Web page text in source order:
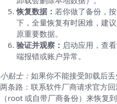
恢复数据： 若你做了备份，
下，全量恢复有时困难，建
原重要数据。
验证并观察： 启动应用，查
端报错或账户异常。
小贴士： 如果你不能接受卸载后
两条路：联系软件厂商请求官方
（root 或自带厂商备份）来恢复到